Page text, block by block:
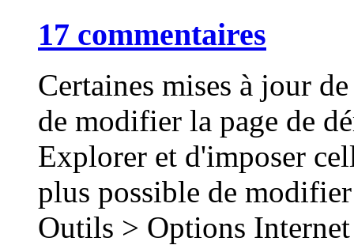
17 commentaires
Certaines mises à jour
de modifier la page de
Explorer et d'imposer
plus possible de
Outils > Options Internet